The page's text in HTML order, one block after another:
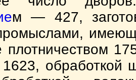
м — 427,
плотничеством
обработкой